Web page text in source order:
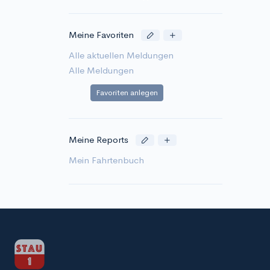
Meine Favoriten
Alle aktuellen Meldungen
Alle Meldungen
Favoriten anlegen
Meine Reports
Mein Fahrtenbuch